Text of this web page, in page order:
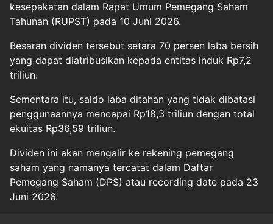
kesepakatan dalam Rapat Umum Pemegang Saham
Tahunan (RUPST) pada 10 Juni 2026.
Besaran dividen tersebut setara 70 persen laba bersih
yang dapat diatribusikan kepada entitas induk Rp7,2
triliun.
Sementara itu, saldo laba ditahan yang tidak dibatasi
penggunaannya mencapai Rp18,3 triliun dengan total
ekuitas Rp36,59 triliun.
Dividen ini akan mengalir ke rekening pemegang
saham yang namanya tercatat dalam Daftar
Pemegang Saham (DPS) atau recording date pada 23
Juni 2026.